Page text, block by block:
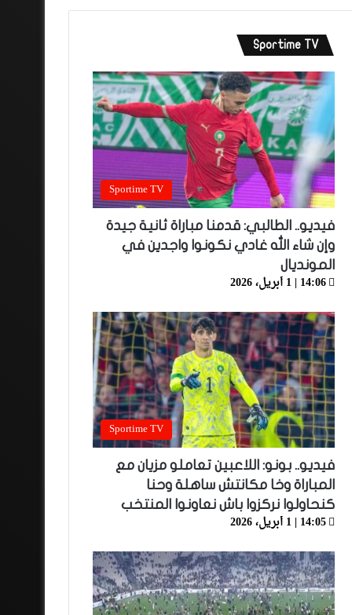
Sportime TV
Sportime TV
فيديو.. الطالبي: قدمنا مباراة ثانية جيدة
وإن شاء الله غادي نكونوا واجدين في
المونديال
14:06 | 1 أبريل، 2026
Sportime TV
فيديو.. بونو: اللاعبين تعاملو مزيان مع
المباراة وخا مكانتش ساهلة وحنا
كنحاولوا نركزوا باش نعاونوا المنتخب
14:05 | 1 أبريل، 2026